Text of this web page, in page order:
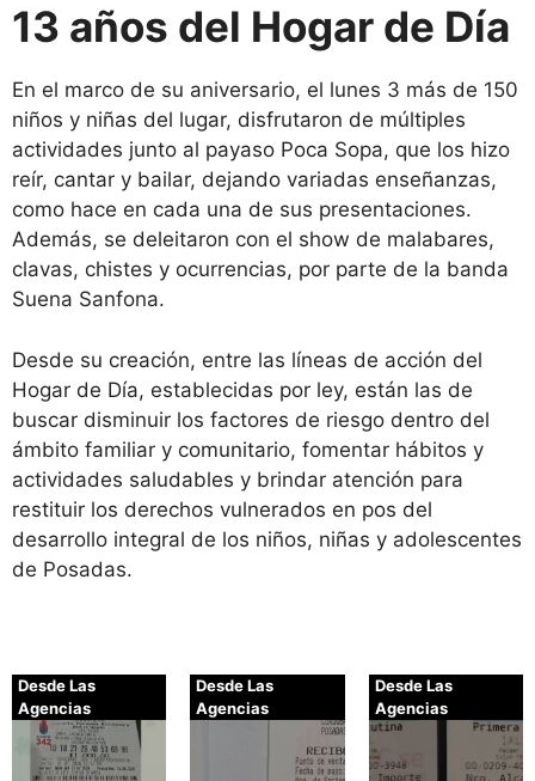
13 años del Hogar de Día
En el marco de su aniversario, el lunes 3 más de 150
niños y niñas del lugar, disfrutaron de múltiples
actividades junto al payaso Poca Sopa, que los hizo
reír, cantar y bailar, dejando variadas enseñanzas,
como hace en cada una de sus presentaciones.
Además, se deleitaron con el show de malabares,
clavas, chistes y ocurrencias, por parte de la banda
Suena Sanfona.
Desde su creación, entre las líneas de acción del
Hogar de Día, establecidas por ley, están las de
buscar disminuir los factores de riesgo dentro del
ámbito familiar y comunitario, fomentar hábitos y
actividades saludables y brindar atención para
restituir los derechos vulnerados en pos del
desarrollo integral de los niños, niñas y adolescentes
de Posadas.
Desde Las
Agencias
Desde Las
Agencias
Desde Las
Agencias